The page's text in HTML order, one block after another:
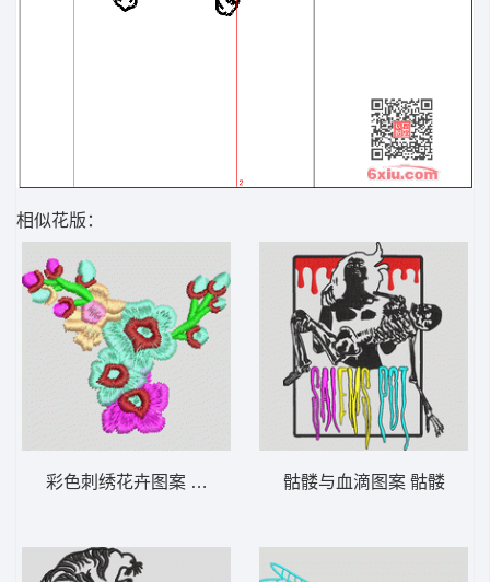
相似花版：
彩色刺绣花卉图案 简单花 骷髅与血滴图案 骷髅